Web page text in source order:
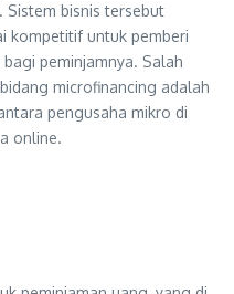
Sistem bisnis tersebut
kompetitif untuk pemberi
peminjamnya. Salah
microfinancing adalah
pengusaha mikro di
online.